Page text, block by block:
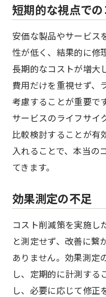
短期的な視点で
安価な製品やサービス
性が低く、結果的に修
長期的なコストが増大
費用だけを重視せず、
考慮することが重要で
サービスのライフサイ
比較検討することが有
入れることで、本当の
てきます。
効果測定の不足
コスト削減策を実施し
と測定せず、改善に繋
ありません。効果測定
し、定期的に計測する
し、必要に応じて修正